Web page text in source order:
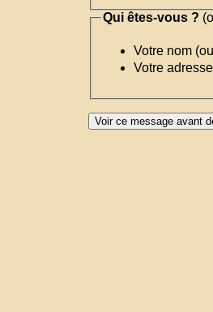
Qui êtes-vous ?
Votre nom
Votre